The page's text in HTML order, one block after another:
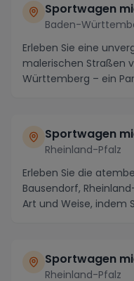
Sportwagen
Baden-
Erleben Sie eine
malerischen Straßen
Württemberg – ein
Sportwagen
Rheinland-Pfalz
Erleben Sie die
Bausendorf,
Art und Weise, indem
Sportwagen
Rheinland-Pfalz